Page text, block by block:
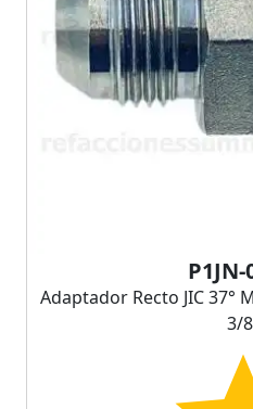
P1JN-
Adaptador Recto JIC 37°
3/